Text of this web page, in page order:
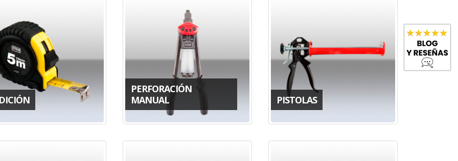
PERFORACIÓN
MANUAL
PISTOLAS